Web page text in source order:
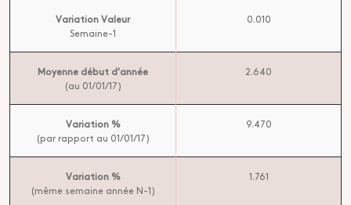
Variation Valeur
Semaine-1
0.010
Moyenne début d'année
(au 01/01/17)
2.640
Variation %
(par rapport au 01/01/17)
9.470
Variation %
(même semaine année N-1)
1.761